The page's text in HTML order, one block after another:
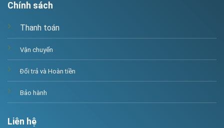
Chính sách
Thanh toán
Vận chuyển
Đổi trả và Hoàn tiền
Bảo hành
Liên hệ